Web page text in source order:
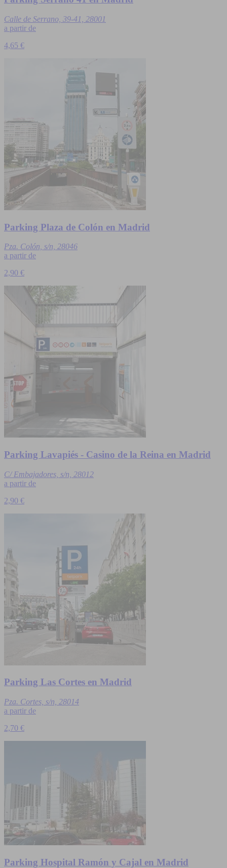
Calle de Serrano, 39-41, 28001
a partir de
4,65 €
Parking Plaza de Colón en Madrid
Pza. Colón, s/n, 28046
a partir de
2,90 €
Parking Lavapiés - Casino de la Reina en Madrid
C/ Embajadores, s/n, 28012
a partir de
2,90 €
Parking Las Cortes en Madrid
Pza. Cortes, s/n, 28014
a partir de
2,70 €
Parking Hospital Ramón y Cajal en Madrid